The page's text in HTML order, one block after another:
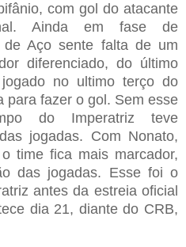
com gol do atacante
Ainda em fase de
de Aço sente falta de um
diferenciado, do último
no ultimo terço do
para fazer o gol. Sem esse
do Imperatriz teve
jogadas. Com Nonato,
time fica mais marcador,
das jogadas. Esse foi o
antes da estreia oficial
dia 21, diante do CRB,